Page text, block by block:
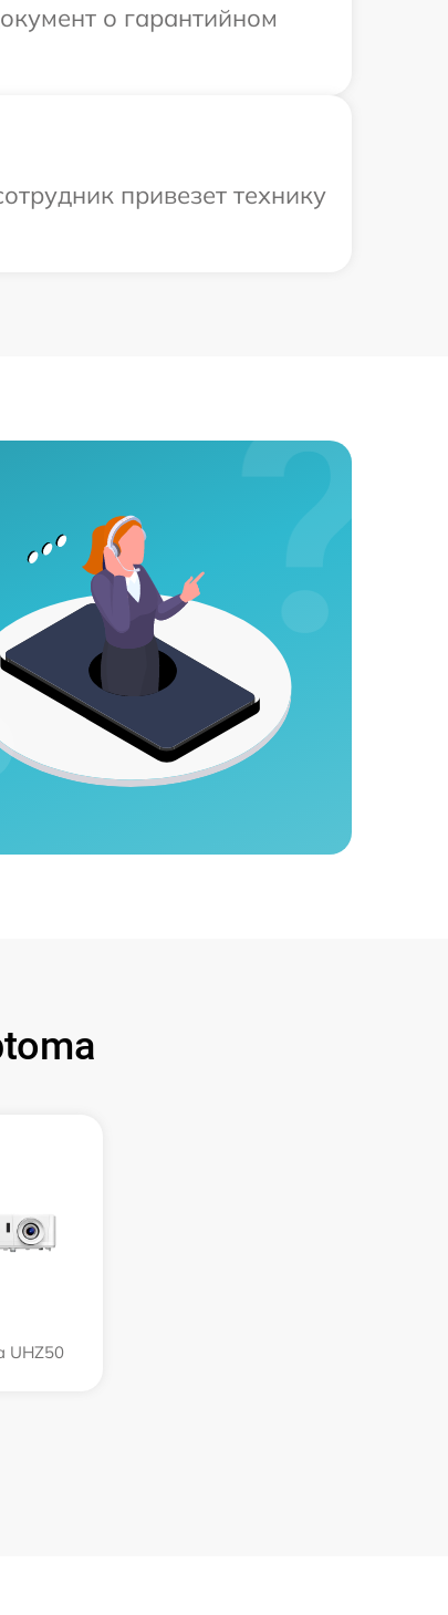
о гарантийном
привезет технику
UHZ50